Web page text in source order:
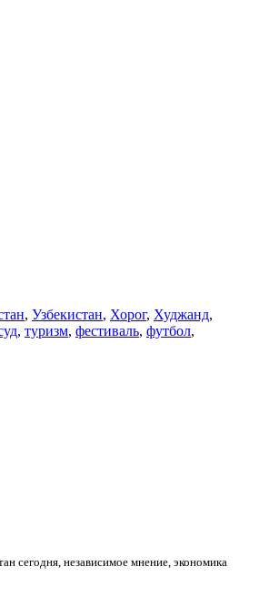
, Узбекистан, Хорог, Худжанд,
, туризм, фестиваль, футбол,
сегодня, независимое мнение, экономика